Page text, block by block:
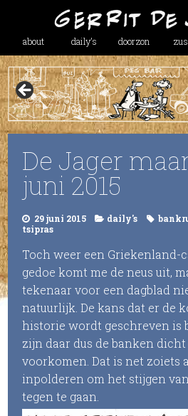
about daily’s doorzon
De Jager
juni 2015
29 juni 2015 daily's
tsipras
Toch weer een Griekenland-
gedoe komt me de neus uit,
tekenaar voor een dagblad
natuurlijk. De kans dat er de
historie wordt geschreven is
zijn daar dus de banken
voorkomen. Dat is net zoiets
inpolderen om het stijgen
tegen te gaan.